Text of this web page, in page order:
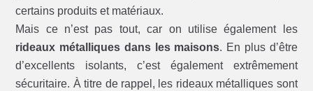
certains produits et matériaux.
Mais ce n’est pas tout, car on utilise également les
rideaux métalliques dans les maisons. En plus d’être
d’excellents isolants, c’est également extrêmement
sécuritaire. À titre de rappel, les rideaux métalliques sont